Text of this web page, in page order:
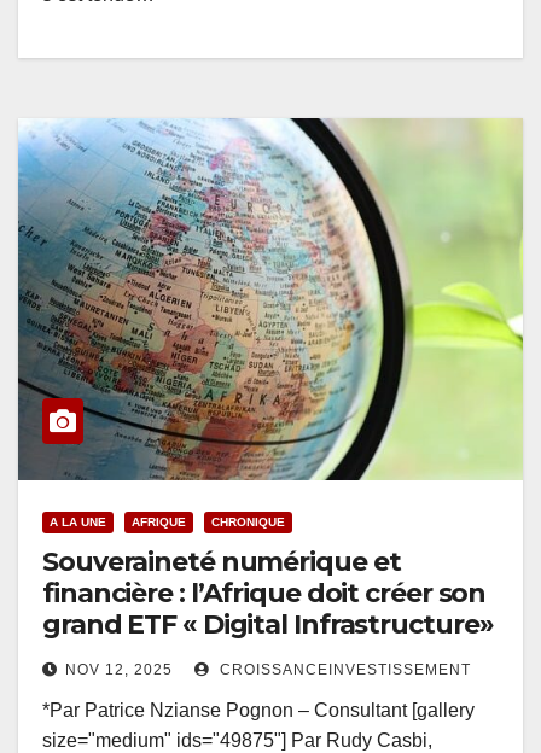
A LA UNE AFRIQUE CHRONIQUE
Souveraineté numérique et
financière : l’Afrique doit créer son
grand ETF « Digital Infrastructure»
NOV 12, 2025 CROISSANCEINVESTISSEMENT
*Par Patrice Nzianse Pognon – Consultant [gallery
size="medium" ids="49875"] Par Rudy Casbi,